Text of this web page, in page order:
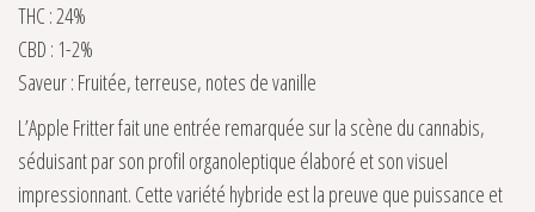
THC : 24%
CBD : 1-2%
Saveur : Fruitée, terreuse, notes de vanille
L’Apple Fritter fait une entrée remarquée sur la scène du cannabis,
séduisant par son profil organoleptique élaboré et son visuel
impressionnant. Cette variété hybride est la preuve que puissance et